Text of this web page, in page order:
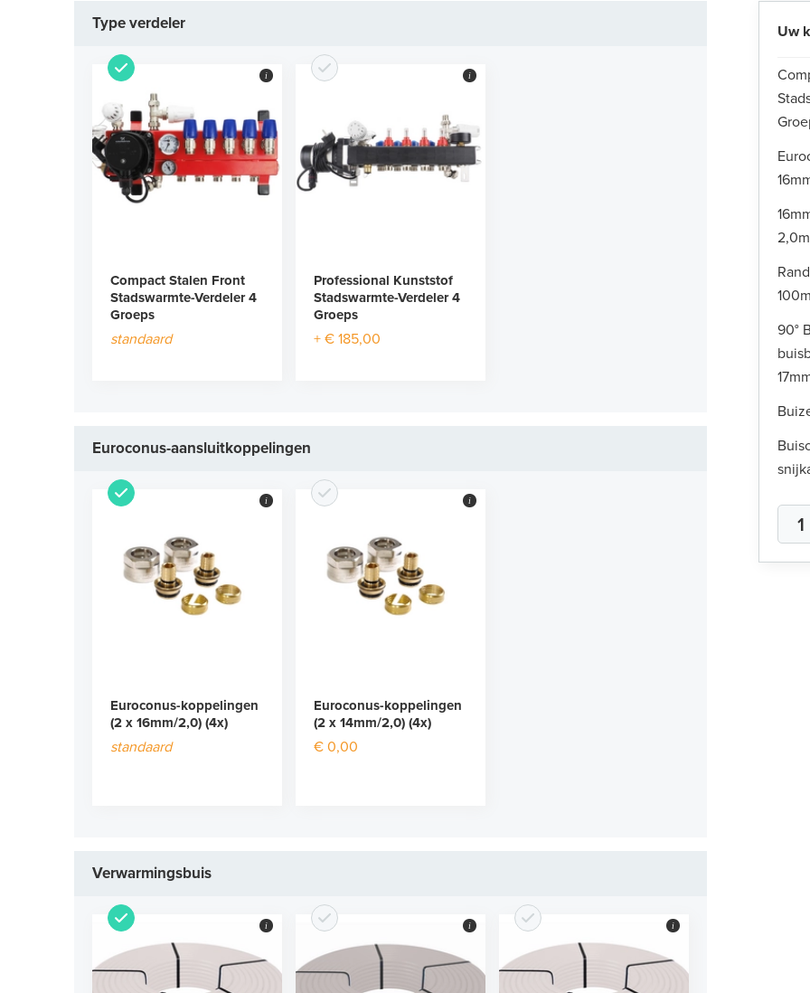
Type verdeler
Compact Stalen Front
Stadswarmte-Verdeler 4
Groeps
standaard
i
Professional Kunststof
Stadswarmte-Verdeler 4
Groeps
+ € 185,00
i
Euroconus-aansluitkoppelingen
Euroconus-koppelingen
(2 x 16mm/2,0) (4x)
standaard
i
Euroconus-koppelingen
(2 x 14mm/2,0) (4x)
€ 0,00
i
Verwarmingsbuis
i i i
Uw
90°